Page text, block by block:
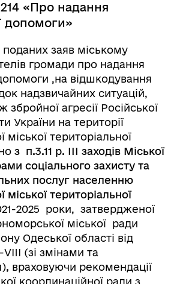
«Про надання
допомоги»
заяв міському
громади про надання
,на відшкодування
надзвичайних ситуацій,
агресії Російської
України на території
територіальної
з п.3.11 р. ІІІ заходів Міської
соціального захисту та
послуг населенню
територіальної
2025 роки, затвердженої
міської ради
Одеської області від
(зі змінами та
, враховуючи рекомендації
координаційної ради з